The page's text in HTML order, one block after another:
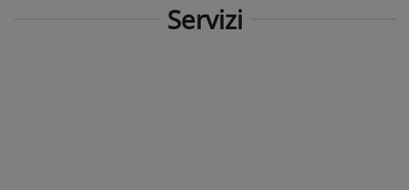
Servizi